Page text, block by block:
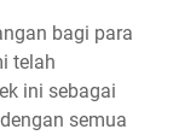
bagi para
telah
ini sebagai
semua